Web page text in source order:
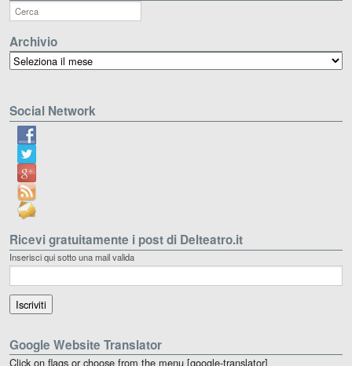
Archivio
Archivio
Social Network
Ricevi gratuitamente i post di Delteatro.it
Inserisci qui sotto una mail valida
Google Website Translator
Click on flags or choose from the menu [google-translator]